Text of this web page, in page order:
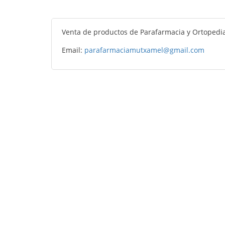
Venta de productos de Parafarmacia y
Email: parafarmaciamutxamel@gmail.com